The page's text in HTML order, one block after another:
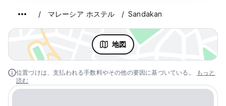
マレーシア ホステル Sandakan
地図
位置づけは、支払われる手数料やその他の要因に基づいている。
もっと
読む